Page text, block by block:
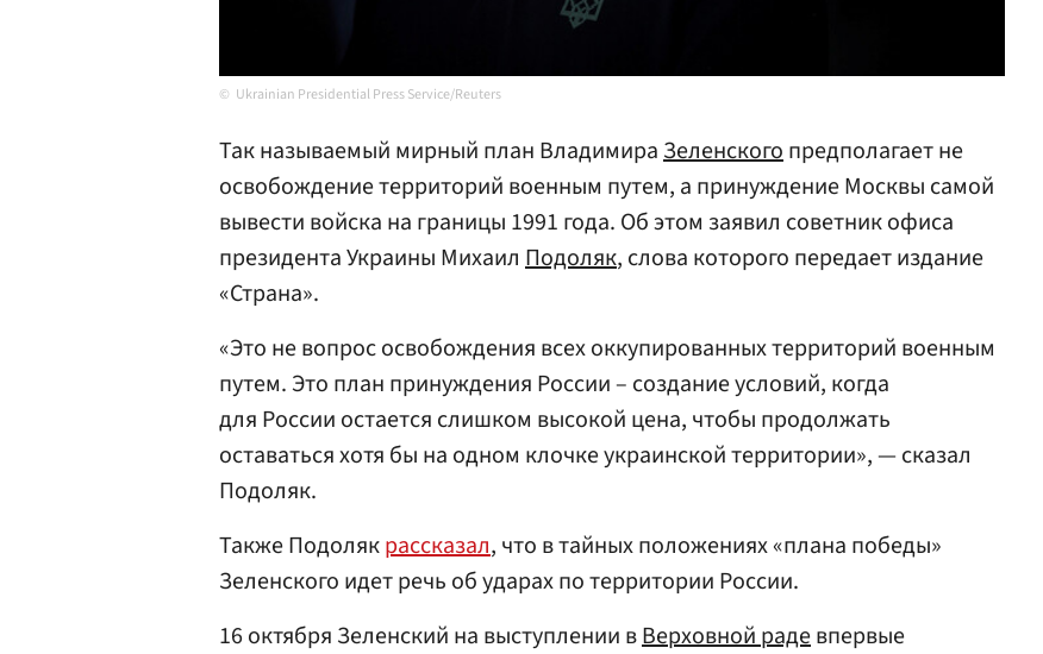
Ukrainian Presidential Press Service/Reuters
Так называемый мирный план ВладимираЗеленскогопредполагает не
освобождение территорий военным путем, а принуждение Москвы самой
вывести войска на границы 1991 года. Об этом заявил советник офиса
президента Украины Михаил Подоляк, слова которого передает издание
«Страна».
«Это не вопрос освобождения всех оккупированных территорий военным
путем. Это план принуждения России – создание условий, когда
для России остается слишком высокой цена, чтобы продолжать
оставаться хотя бы на одном клочке украинской территории», — сказал
Подоляк.
Также Подолякрассказал, что в тайных положениях «плана победы»
Зеленского идет речь об ударах по территории России.
16 октября Зеленский на выступлении вВерховной радевпервые